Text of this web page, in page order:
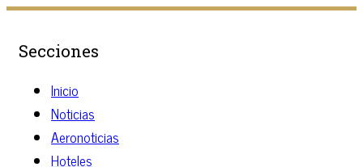
Secciones
Inicio
Noticias
Aeronoticias
Hoteles